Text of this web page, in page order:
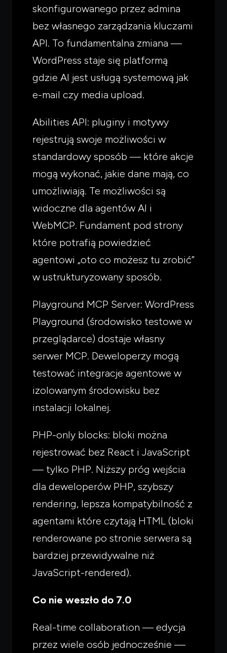
skonfigurowanego przez admina
bez własnego zarządzania kluczami
API. To fundamentalna zmiana —
WordPress staje się platformą
gdzie AI jest usługą systemową jak
e-mail czy media upload.
Abilities API: pluginy i motywy
rejestrują swoje możliwości w
standardowy sposób — które akcje
mogą wykonać, jakie dane mają, co
umożliwiają. Te możliwości są
widoczne dla agentów AI i
WebMCP. Fundament pod strony
które potrafią powiedzieć
agentowi „oto co możesz tu zrobić”
w ustrukturyzowany sposób.
Playground MCP Server: WordPress
Playground (środowisko testowe w
przeglądarce) dostaje własny
serwer MCP. Deweloperzy mogą
testować integracje agentowe w
izolowanym środowisku bez
instalacji lokalnej.
PHP-only blocks: bloki można
rejestrować bez React i JavaScript
— tylko PHP. Niższy próg wejścia
dla deweloperów PHP, szybszy
rendering, lepsza kompatybilność z
agentami które czytają HTML (bloki
renderowane po stronie serwera są
bardziej przewidywalne niż
JavaScript-rendered).
Co nie weszło do 7.0
Real-time collaboration — edycja
przez wiele osób jednocześnie —